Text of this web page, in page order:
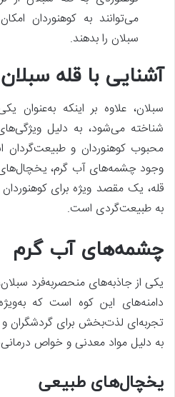
می‌توانند به کوهنوردان
سبلان را بدهند.
آشنایی با قله سبلان
سبلان، علاوه بر اینکه به‌عنوان
شناخته می‌شود، به دلیل
محبوب کوهنوردان و طبیعت‌گردان
وجود چشمه‌های آب گرم،
قله، یک مقصد ویژه برای
به طبیعت‌گردی است.
چشمه‌های آب گرم
یکی از جاذبه‌های منحصر‌به‌فرد
دامنه‌های این کوه است که
تجربه‌ای لذت‌بخش برای گردشگران
به دلیل مواد معدنی و خواص
یخچال‌های طبیعی